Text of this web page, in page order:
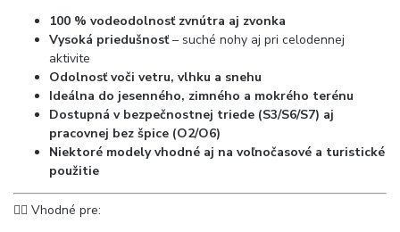
100 % vodeodolnosť zvnútra aj zvonka
Vysoká priedušnosť– suché nohy aj pri celodennej
aktivite
Odolnosť voči vetru, vlhku a snehu
Ideálna do jesenného, zimného a mokrého terénu
Dostupná v bezpečnostnej triede (S3/S6/S7) aj
pracovnej bez špice (O2/O6)
Niektoré modely vhodné aj na voľnočasové a turistické
použitie
👷‍♂️ Vhodné pre: